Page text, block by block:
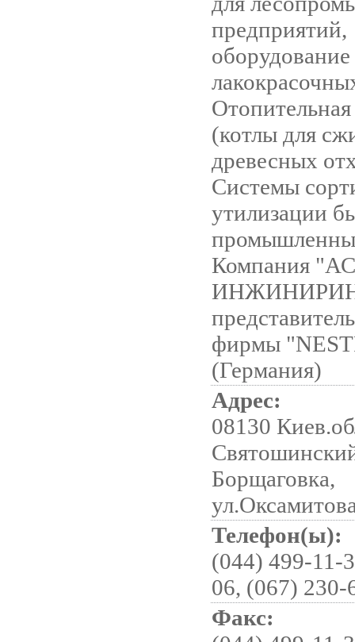
предприятий,
оборудование
(котлы для
древесных
Системы
утилизации
Компания
фирмы
(Германия)
Адрес:
08130
Борщаговка,
Телефон(ы):
(044) 499-11-
06, (067) 230-
Факс: